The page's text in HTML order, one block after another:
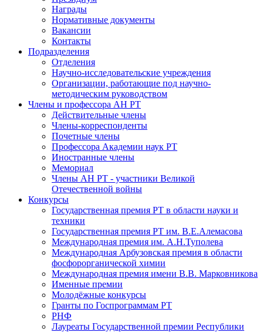
Награды
Нормативные документы
Вакансии
Контакты
Подразделения
Отделения
Научно-исследовательские учреждения
Организации, работающие под научно-
методическим руководством
Члены и профессора АН РТ
Действительные члены
Члены-корреспонденты
Почетные члены
Профессора Академии наук РТ
Иностранные члены
Мемориал
Члены АН РТ - участники Великой
Отечественной войны
Конкурсы
Государственная премия РТ в области науки и
техники
Государственная премия РТ им. В.Е.Алемасова
Международная премия им. А.Н.Туполева
Международная Арбузовская премия в области
фосфорорганической химии
Международная премия имени В.В. Марковникова
Именные премии
Молодёжные конкурсы
Гранты по Госпрограммам РТ
РНФ
Лауреаты Государственной премии Республики